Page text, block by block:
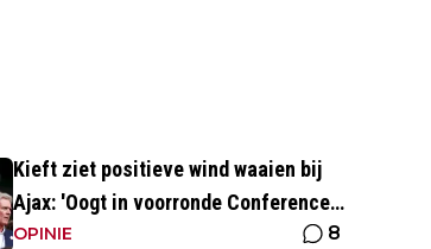
Kieft ziet positieve wind waaien bij
Ajax: 'Oogt in voorronde Conference
League fris en energiek'
OPINIE 8